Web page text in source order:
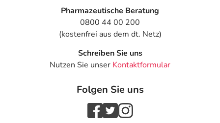
Pharmazeutische Beratung
0800 44 00 200
(kostenfrei aus dem dt. Netz)
Schreiben Sie uns
Nutzen Sie unser Kontaktformular
Folgen Sie uns